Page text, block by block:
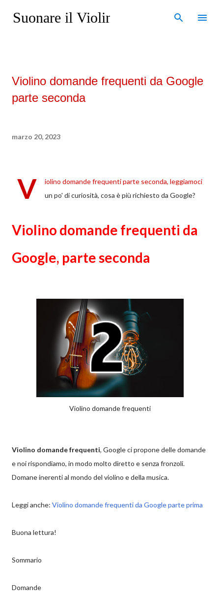
Passa ai contenuti principali
Suonare il Violino
Violino domande frequenti da Google
parte seconda
marzo 20, 2023
V
iolino domande frequenti parte seconda, leggiamoci
un po' di curiosità, cosa è più richiesto da Google?
Violino domande frequenti da
Google, parte seconda
Violino domande frequenti
Violino domande frequenti, Google ci propone delle domande
e noi rispondiamo, in modo molto diretto e senza fronzoli.
Domane inerenti al mondo del violino e della musica.
Leggi anche: Violino domande frequenti da Google parte prima
Buona lettura!
Sommario
Domande